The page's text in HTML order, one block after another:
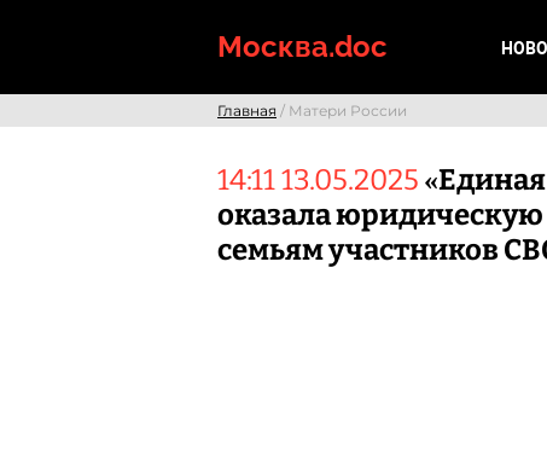
Москва.doc
Главная / Матери России
14:11 13.05.2025
оказала
семьям участников